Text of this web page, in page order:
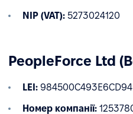
NIP (VAT): 5273024120
PeopleForce Ltd
LEI:
Номер компанії: